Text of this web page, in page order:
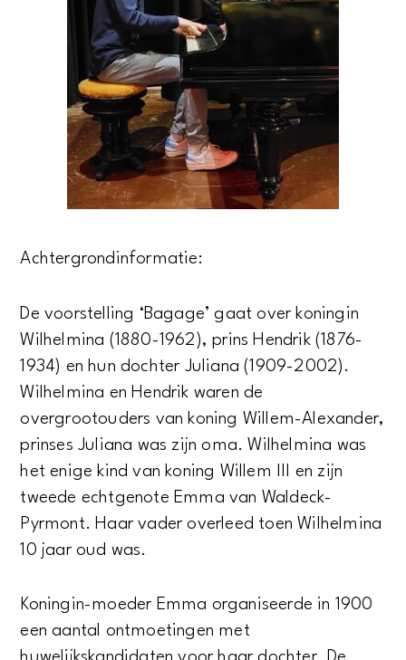
Achtergrondinformatie:
De voorstelling ‘Bagage’ gaat over koningin
Wilhelmina (1880-1962), prins Hendrik (1876-
1934) en hun dochter Juliana (1909-2002).
Wilhelmina en Hendrik waren de
overgrootouders van koning Willem-Alexander,
prinses Juliana was zijn oma. Wilhelmina was
het enige kind van koning Willem III en zijn
tweede echtgenote Emma van Waldeck-
Pyrmont. Haar vader overleed toen Wilhelmina
10 jaar oud was.
Koningin-moeder Emma organiseerde in 1900
een aantal ontmoetingen met